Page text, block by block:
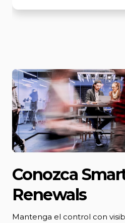
Conozca
Renewals
Mantenga el control con